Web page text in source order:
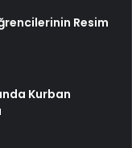
Resim
Kurban